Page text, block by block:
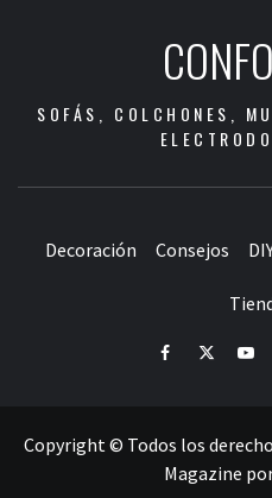
SOFÁS, COLCHONES,
Decoración Consejos
FacebookTwitter
Copyright © Todos los
Magazine